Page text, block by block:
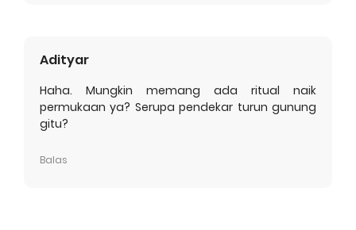
Adityar
Haha. Mungkin memang ada ritual naik
permukaan ya? Serupa pendekar turun gunung
gitu?
Balas